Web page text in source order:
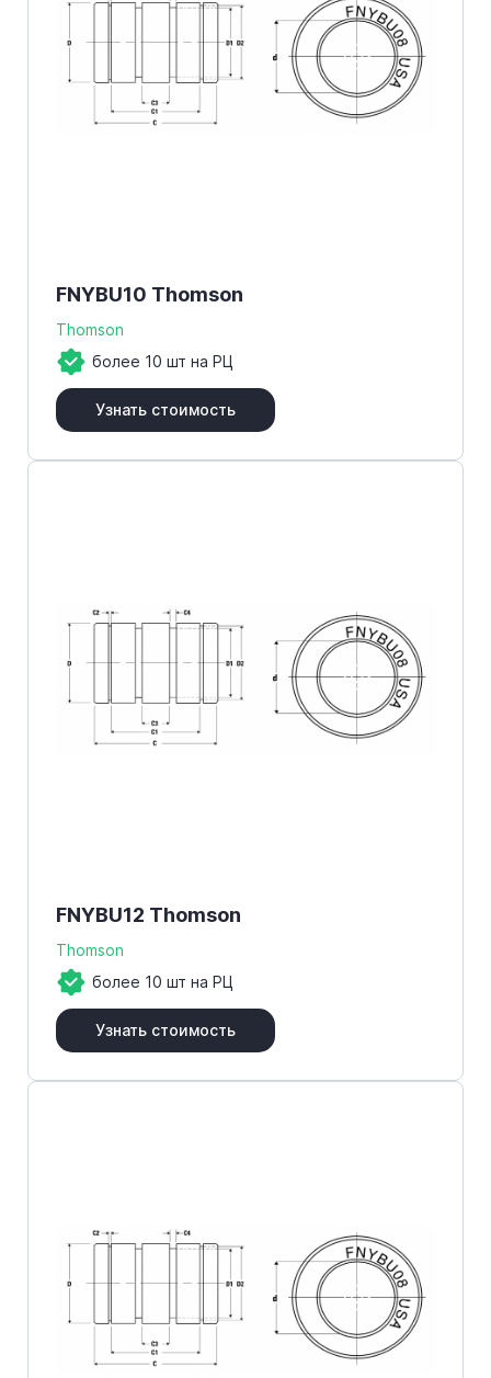
FNYBU10 Thomson
Thomson
более 10 шт на РЦ
Узнать стоимость
FNYBU12 Thomson
Thomson
более 10 шт на РЦ
Узнать стоимость